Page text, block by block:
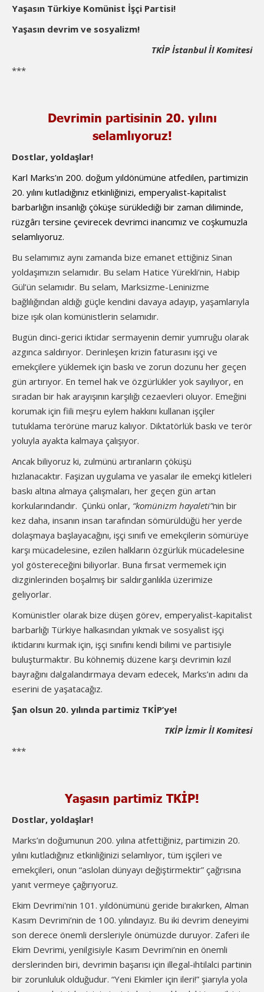
Yaşasın Türkiye Komünist İşçi Partisi!
Yaşasın devrim ve sosyalizm!
TKİP İstanbul İl Komitesi
***
Devrimin partisinin 20. yılını
selamlıyoruz!
Dostlar, yoldaşlar!
Karl Marks’ın 200. doğum yıldönümüne atfedilen, partimizin
20. yılını kutladığınız etkinliğinizi, emperyalist-kapitalist
barbarlığın insanlığı çöküşe sürüklediği bir zaman diliminde,
rüzgârı tersine çevirecek devrimci inancımız ve coşkumuzla
selamlıyoruz.
Bu selamımız aynı zamanda bize emanet ettiğiniz Sinan
yoldaşımızın selamıdır. Bu selam Hatice Yürekli’nin, Habip
Gül’ün selamıdır. Bu selam, Marksizme-Leninizme
bağlılığından aldığı güçle kendini davaya adayıp, yaşamlarıyla
bize ışık olan komünistlerin selamıdır.
Bugün dinci-gerici iktidar sermayenin demir yumruğu olarak
azgınca saldırıyor. Derinleşen krizin faturasını işçi ve
emekçilere yüklemek için baskı ve zorun dozunu her geçen
gün artırıyor. En temel hak ve özgürlükler yok sayılıyor, en
sıradan bir hak arayışının karşılığı cezaevleri oluyor. Emeğini
korumak için fiili meşru eylem hakkını kullanan işçiler
tutuklama terörüne maruz kalıyor. Diktatörlük baskı ve terör
yoluyla ayakta kalmaya çalışıyor.
Ancak biliyoruz ki, zulmünü artıranların çöküşü
hızlanacaktır. Faşizan uygulama ve yasalar ile emekçi kitleleri
baskı altına almaya çalışmaları, her geçen gün artan
korkularındandır. Çünkü onlar, “komünizm hayaleti”nin bir
kez daha, insanın insan tarafından sömürüldüğü her yerde
dolaşmaya başlayacağını, işçi sınıfı ve emekçilerin sömürüye
karşı mücadelesine, ezilen halkların özgürlük mücadelesine
yol göstereceğini biliyorlar. Buna fırsat vermemek için
dizginlerinden boşalmış bir saldırganlıkla üzerimize
geliyorlar.
Komünistler olarak bize düşen görev, emperyalist-kapitalist
barbarlığı Türkiye halkasından yıkmak ve sosyalist işçi
iktidarını kurmak için, işçi sınıfını kendi bilimi ve partisiyle
buluşturmaktır. Bu köhnemiş düzene karşı devrimin kızıl
bayrağını dalgalandırmaya devam edecek, Marks’ın adını da
eserini de yaşatacağız.
Şan olsun 20. yılında partimiz TKİP’ye!
TKİP İzmir İl Komitesi
***
Yaşasın partimiz TKİP!
Dostlar, yoldaşlar!
Marks’ın doğumunun 200. yılına atfettiğiniz, partimizin 20.
yılını kutladığınız etkinliğinizi selamlıyor, tüm işçileri ve
emekçileri, onun “aslolan dünyayı değiştirmektir” çağrısına
yanıt vermeye çağırıyoruz.
Ekim Devrimi'nin 101. yıldönümünü geride bırakırken, Alman
Kasım Devrimi’nin de 100. yılındayız. Bu iki devrim deneyimi
son derece önemli dersleriyle önümüzde duruyor. Zaferi ile
Ekim Devrimi, yenilgisiyle Kasım Devrimi’nin en önemli
derslerinden biri, devrimin başarısı için illegal-ihtilalci partinin
bir zorunluluk olduğudur. “Yeni Ekimler için ileri!” şiarıyla yola